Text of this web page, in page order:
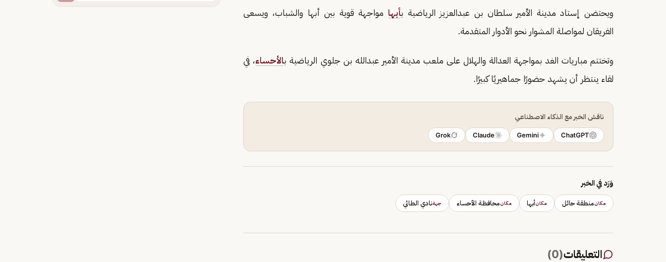
ويحتضن إستاد مدينة الأمير سلطان بن عبدالعزيز الرياضية بأبها مواجهة قوية بين أبها والشباب، ويسعى
الفريقان لمواصلة المشوار نحو الأدوار المتقدمة.
وتختتم مباريات الغد بمواجهة العدالة والهلال على ملعب مدينة الأمير عبدالله بن جلوي الرياضية بالأحساء، في
لقاء ينتظر أن يشهد حضورًا جماهيريًا كبيرًا.
ناقش الخبر مع الذكاء الاصطناعي
ChatGPT
Gemini
Claude
Grok
وَرَد في الخبر
مكانمنطقة حائل مكانأبها مكانمحافظة الأحساء جهةنادي الطائي
التعليقات(
0
)